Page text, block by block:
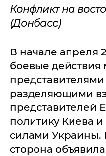
Конфликт на
(Донбасс)
В начале апреля
боевые действия
разделяющими
представителей
политику Киева
силами Украины.
сторона